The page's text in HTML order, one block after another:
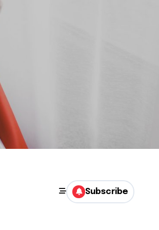
Subscribe